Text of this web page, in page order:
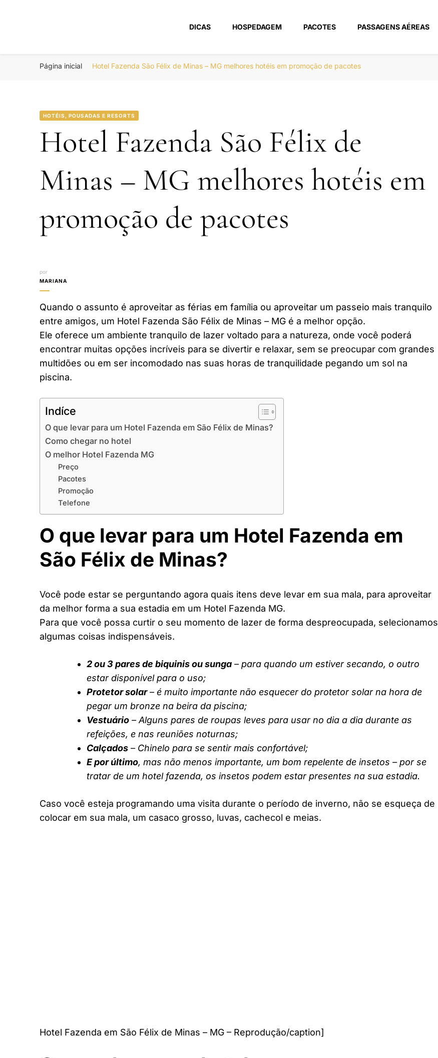
Portal Boa Viagem
DICAS HOSPEDAGEM PACOTES PASSAGENS AÉREAS
Página inicial Hotel Fazenda São Félix de Minas – MG melhores hotéis em promoção de pacotes
HOTÉIS, POUSADAS E RESORTS
Hotel Fazenda São Félix de
Minas – MG melhores hotéis em
promoção de pacotes
por
MARIANA
Quando o assunto é aproveitar as férias em família ou aproveitar um passeio mais tranquilo
entre amigos, um Hotel Fazenda São Félix de Minas – MG é a melhor opção.
Ele oferece um ambiente tranquilo de lazer voltado para a natureza, onde você poderá
encontrar muitas opções incríveis para se divertir e relaxar, sem se preocupar com grandes
multidões ou em ser incomodado nas suas horas de tranquilidade pegando um sol na
piscina.
Indíce
O que levar para um Hotel Fazenda em São Félix de Minas?
Como chegar no hotel
O melhor Hotel Fazenda MG
Preço
Pacotes
Promoção
Telefone
O que levar para um Hotel Fazenda em
São Félix de Minas?
Você pode estar se perguntando agora quais itens deve levar em sua mala, para aproveitar
da melhor forma a sua estadia em um Hotel Fazenda MG.
Para que você possa curtir o seu momento de lazer de forma despreocupada, selecionamos
algumas coisas indispensáveis.
2 ou 3 pares de biquinis ou sunga – para quando um estiver secando, o outro
estar disponível para o uso;
Protetor solar– é muito importante não esquecer do protetor solar na hora de
pegar um bronze na beira da piscina;
Vestuário – Alguns pares de roupas leves para usar no dia a dia durante as
refeições, e nas reuniões noturnas;
Calçados – Chinelo para se sentir mais confortável;
E por último, mas não menos importante, um bom repelente de insetos – por se
tratar de um hotel fazenda, os insetos podem estar presentes na sua estadia.
Caso você esteja programando uma visita durante o período de inverno, não se esqueça de
colocar em sua mala, um casaco grosso, luvas, cachecol e meias.
Hotel Fazenda em São Félix de Minas – MG – Reprodução/caption]